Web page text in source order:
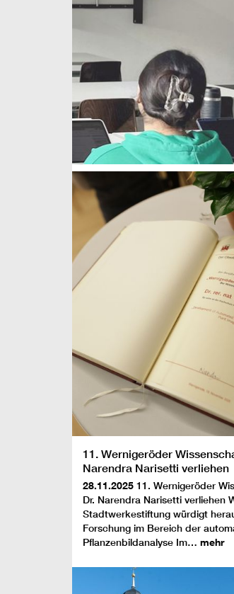
weiterlesen
11. Wernigeröder
Narendra Narisetti verliehen
28.11.2025 11. Wernigeröder
Dr. Narendra Narisetti verliehen
Stadtwerkestiftung würdigt
Forschung im Bereich der
Pflanzenbildanalyse Im… mehr